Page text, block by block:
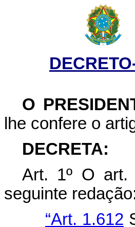
O
lhe confere o
DECRETA:
Art. 1º O art.
seguinte
“Art. 1.612